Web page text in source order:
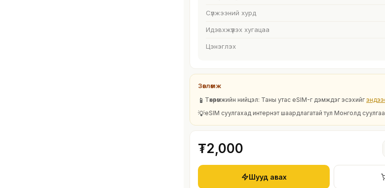
Сүлжээний хурд
Идэвхжүүлэх хугацаа
Цэнэглэх
Зөвлөмж
📱 Төхөөрөмжийн нийцэл: Таны утас eSIM-г дэмждэг эсэхийг
💡eSIM суулгахад интернэт шаардлагатай тул Монголд
₮2,000
Шууд авах